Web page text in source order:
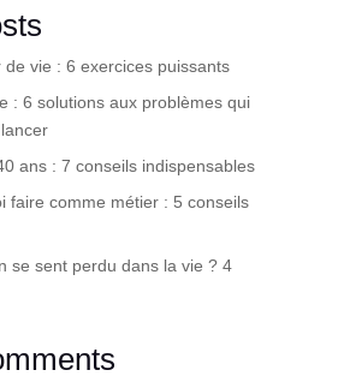
vie : 6 exercices puissants
: 6 solutions aux problèmes qui
ans : 7 conseils indispensables
faire comme métier : 5 conseils
se sent perdu dans la vie ? 4